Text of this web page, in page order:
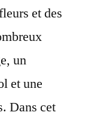
et des
un
et une
Dans cet